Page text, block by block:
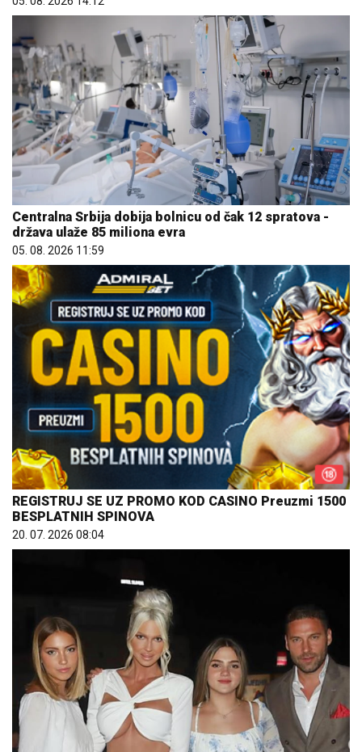
Centralna Srbija dobija bolnicu od čak 12 spratova -
država ulaže 85 miliona evra
05. 08. 2026 11:59
REGISTRUJ SE UZ PROMO KOD CASINO Preuzmi 1500
BESPLATNIH SPINOVA
20. 07. 2026 08:04